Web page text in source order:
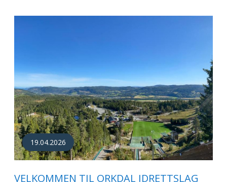
19.04.2026
VELKOMMEN TIL ORKDAL IDRETTSLAG